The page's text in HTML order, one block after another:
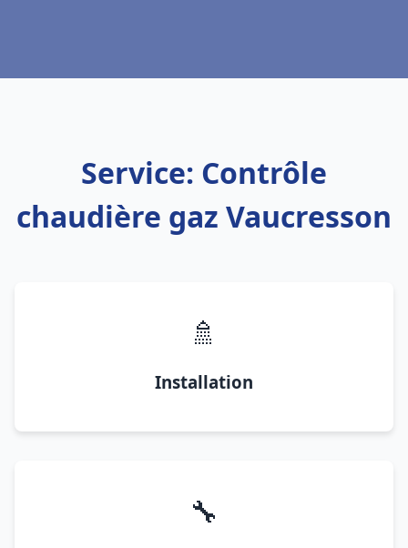
Service: Contrôle
chaudière gaz Vaucresson
🚿
Installation
🔧